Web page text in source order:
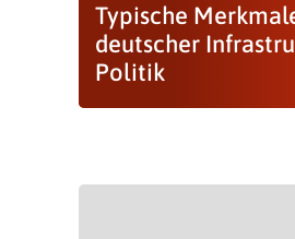
Typische
deutscher
Politik